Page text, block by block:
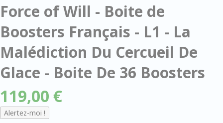
Force of Will - Boite de
Boosters Français - L1 - La
Malédiction Du Cercueil De
Glace - Boite De 36 Boosters
119,00 €